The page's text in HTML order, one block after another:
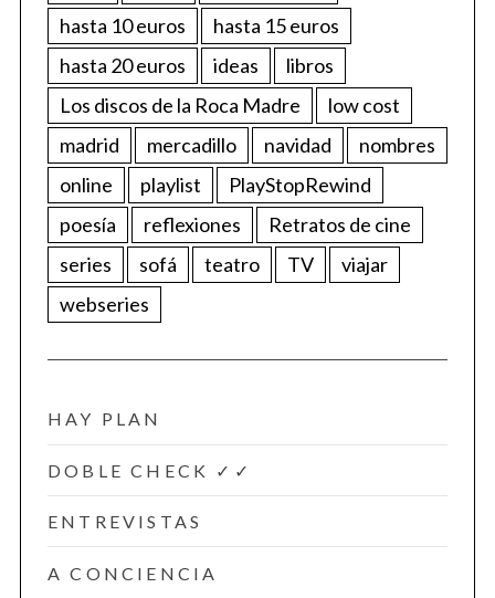
hasta 10 euros
hasta 15 euros
hasta 20 euros
ideas
libros
Los discos de la Roca Madre
low cost
madrid
mercadillo navidad
nombres
online
playlist
PlayStopRewind
poesía
reflexiones
Retratos de cine
series
sofá teatro TV
viajar
webseries
HAY PLAN
DOBLE CHECK ✓✓
ENTREVISTAS
A CONCIENCIA